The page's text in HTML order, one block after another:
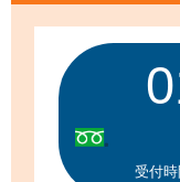
受付時